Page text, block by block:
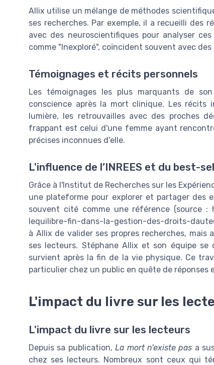
Allix utilise un mélange de méthodes
ses recherches. Par exemple, il a recueilli des
avec des neuroscientifiques pour analyser
comme "Inexploré", coïncident souvent avec
Témoignages et récits personnels
Les témoignages les plus marquants de
conscience après la mort clinique. Les
lumière, les retrouvailles avec des proches
frappant est celui d'une femme ayant
précises inconnues d'elle.
L'influence de l’INREES et du best-
Grâce à l'Institut de Recherches sur les
une plateforme pour explorer et partager des
souvent cité comme une référence (source
lequilibre-fin-dans-la-gestion-des-droits-
à Allix de valider ses propres recherches, mais
ses lecteurs. Stéphane Allix et son équipe
survient après la fin de la vie physique. Ce
particulier chez un public en quête de réponses
L'impact du livre sur les
L'impact du livre sur les lecteurs
Depuis sa publication,La mort n'existe pas a
chez ses lecteurs. Nombreux sont ceux qui